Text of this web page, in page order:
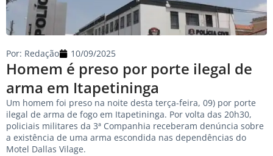
Homem é preso por porte ilegal de
arma em Itapetininga
Por: Redação 10/09/2025
Um homem foi preso na noite desta terça-feira, 09) por porte
ilegal de arma de fogo em Itapetininga. Por volta das 20h30,
policiais militares da 3ª Companhia receberam denúncia sobre
a existência de uma arma escondida nas dependências do
Motel Dallas Vilage.